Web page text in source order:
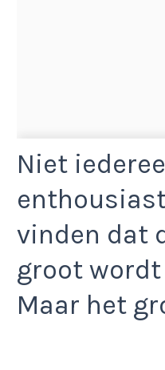
Niet
vinden dat
groot
Maar het